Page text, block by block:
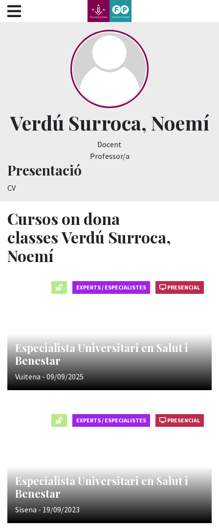
???label.access.jump.content???
???label.access.jump.header???
???label.access.jump.footer???
???label.access.jump.menu???
Verdú Surroca, Noemí
Docent
Professor/a
Presentació
CV
Cursos on dona
classes Verdú Surroca,
Noemí
EXPERTS / ESPECIALISTES PRESENCIAL
Especialista Universitari en Salut i
Benestar
Vuitena - 09/09/2025
EXPERTS / ESPECIALISTES PRESENCIAL
Especialista Universitari en Salut i
Benestar
Sisena - 19/09/2023